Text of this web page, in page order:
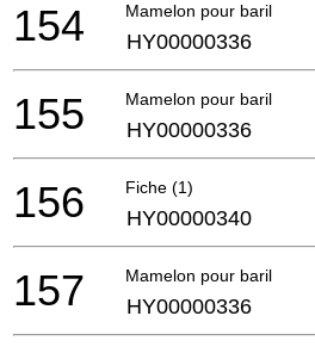
Mamelon pour baril
154 HY00000336
Mamelon pour baril
155 HY00000336
Fiche (1)
156 HY00000340
Mamelon pour baril
157 HY00000336